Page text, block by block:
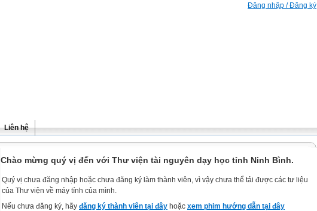
Đăng nhập / Đăng ký
Liên hệ
Chào mừng quý vị đến với Thư viện tài nguyên dạy học tỉnh Ninh Bình.
Quý vị chưa đăng nhập hoặc chưa đăng ký làm thành viên, vì vậy chưa thể tải được các tư liệu
của Thư viện về máy tính của mình.
Nếu chưa đăng ký, hãy đăng ký thành viên tại đây hoặc xem phim hướng dẫn tại đây